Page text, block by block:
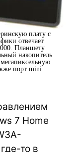
плату с
отвечает
Планшету
накопитель
порт mini
7 Home
то в